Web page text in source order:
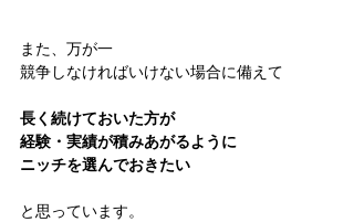
また、万が一
競争しなければいけない場合に備えて
長く続けておいた方が
経験・実績が積みあがるように
ニッチを選んでおきたい
と思っています。